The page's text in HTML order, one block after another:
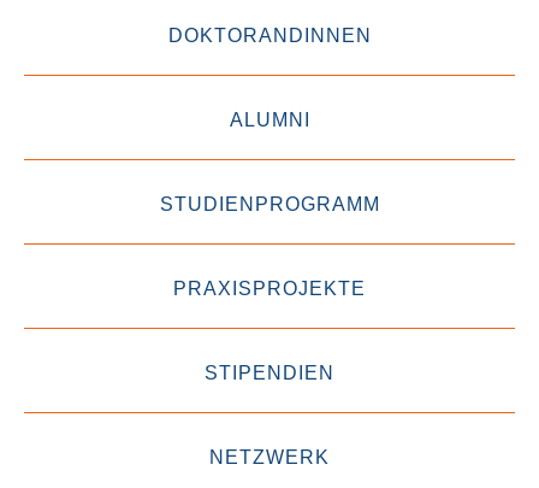
DOKTORANDINNEN
ALUMNI
STUDIENPROGRAMM
PRAXISPROJEKTE
STIPENDIEN
NETZWERK